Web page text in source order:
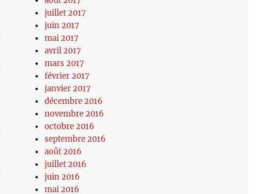
juillet 2017
juin 2017
mai 2017
avril 2017
mars 2017
février 2017
janvier 2017
décembre 2016
novembre 2016
octobre 2016
septembre 2016
août 2016
juillet 2016
juin 2016
mai 2016